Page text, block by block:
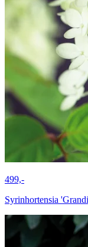
499,-
Syrinhortensia